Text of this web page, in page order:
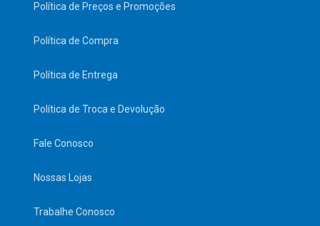
Política de Preços e Promoções
Política de Compra
Política de Entrega
Política de Troca e Devolução
Fale Conosco
Nossas Lojas
Trabalhe Conosco